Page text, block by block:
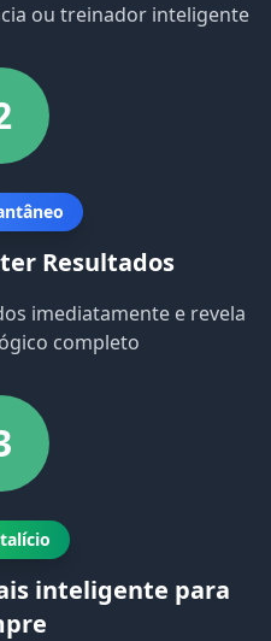
ou treinador inteligente
Resultados
imediatamente e revela
completo
inteligente para